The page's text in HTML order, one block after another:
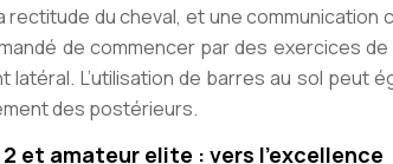
rectitude du cheval, et une communication
de commencer par des exercices
latéral. L’utilisation de barres au sol peut
des postérieurs.
et amateur elite : vers l’excellence